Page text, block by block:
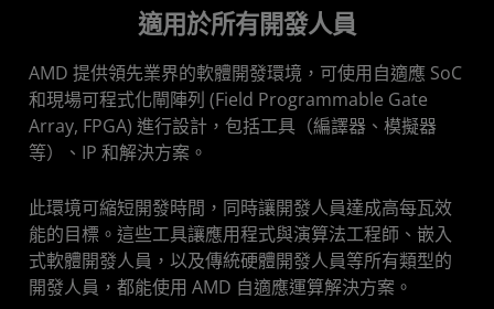
適用於所有開發人員
AMD 提供領先業界的軟體開發環境，可使用自適應 SoC
和現場可程式化閘陣列 (Field Programmable Gate
Array, FPGA) 進行設計，包括工具（編譯器、模擬器
等）、IP 和解決方案。
此環境可縮短開發時間，同時讓開發人員達成高每瓦效
能的目標。這些工具讓應用程式與演算法工程師、嵌入
式軟體開發人員，以及傳統硬體開發人員等所有類型的
開發人員，都能使用 AMD 自適應運算解決方案。